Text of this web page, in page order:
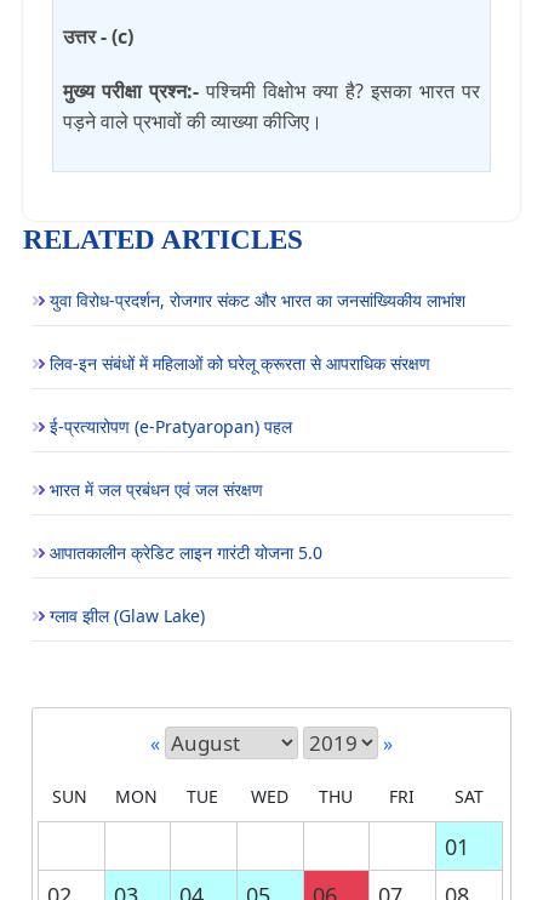
उत्तर - (c)
मुख्य परीक्षा प्रश्न:- पश्चिमी विक्षोभ क्या है? इसका भारत पर
पड़ने वाले प्रभावों की व्याख्या कीजिए।
RELATED ARTICLES
युवा विरोध-प्रदर्शन, रोजगार संकट और भारत का जनसांख्यिकीय लाभांश
लिव-इन संबंधों में महिलाओं को घरेलू क्रूरता से आपराधिक संरक्षण
ई-प्रत्यारोपण (e-Pratyaropan) पहल
भारत में जल प्रबंधन एवं जल संरक्षण
आपातकालीन क्रेडिट लाइन गारंटी योजना 5.0
ग्लाव झील (Glaw Lake)
« »
SUN MON TUE WED THU FRI SAT
01